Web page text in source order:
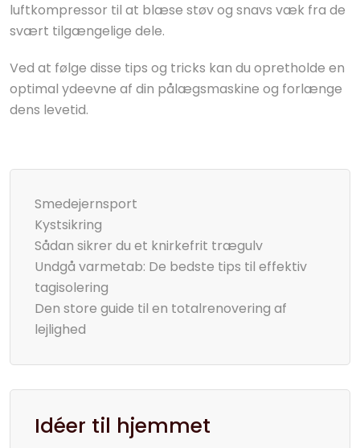
luftkompressor til at blæse støv og snavs væk fra de
svært tilgængelige dele.
Ved at følge disse tips og tricks kan du opretholde en
optimal ydeevne af din pålægsmaskine og forlænge
dens levetid.
Smedejernsport
Kystsikring
Sådan sikrer du et knirkefrit trægulv
Undgå varmetab: De bedste tips til effektiv
tagisolering
Den store guide til en totalrenovering af
lejlighed
Idéer til hjemmet